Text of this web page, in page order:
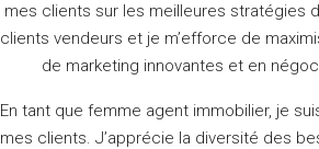
mes clients sur les meilleures stratégies
clients vendeurs et je m’efforce de
de marketing innovantes et en
En tant que femme agent immobilier, je
mes clients. J’apprécie la diversité des